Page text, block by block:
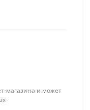
магазина и может